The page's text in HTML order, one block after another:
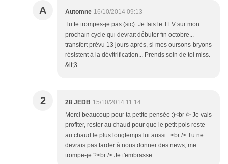
A Automne 16/10/2014 09:13
Tu te trompes-je pas (sic). Je fais le TEV sur mon
prochain cycle qui devrait débuter fin octobre...
transfert prévu 13 jours après, si mes oursons-bryons
résistent à la dévitrification... Prends soin de toi miss.
&lt;3
2 28 JEDB 15/10/2014 11:14
Merci beaucoup pour ta petite pensée :)<br /> Je vais
profiter, rester au chaud pour que le petit pois reste
au chaud le plus longtemps lui aussi...<br /> Tu ne
devrais pas tarder à nous donner des news, me
trompe-je ?<br /> Je t'embrasse